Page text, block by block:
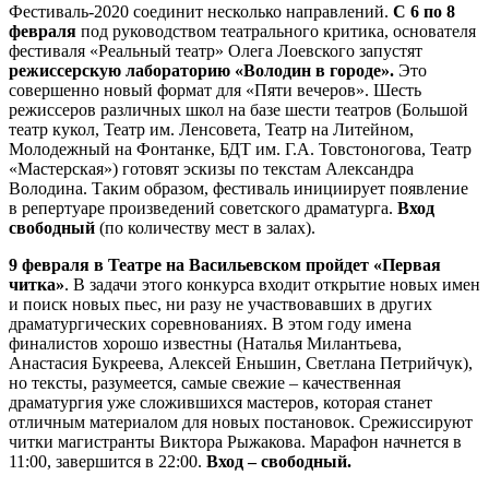
Фестиваль-2020 соединит несколько направлений. С 6 по 8
февраля под руководством театрального критика, основателя
фестиваля «Реальный театр» Олега Лоевского запустят
режиссерскую лабораторию «Володин в городе». Это
совершенно новый формат для «Пяти вечеров». Шесть
режиссеров различных школ на базе шести театров (Большой
театр кукол, Театр им. Ленсовета, Театр на Литейном,
Молодежный на Фонтанке, БДТ им. Г.А. Товстоногова, Театр
«Мастерская») готовят эскизы по текстам Александра
Володина. Таким образом, фестиваль инициирует появление
в репертуаре произведений советского драматурга. Вход
свободный (по количеству мест в залах).
9 февраля в Театре на Васильевском пройдет «Первая
читка». В задачи этого конкурса входит открытие новых имен
и поиск новых пьес, ни разу не участвовавших в других
драматургических соревнованиях. В этом году имена
финалистов хорошо известны (Наталья Милантьева,
Анастасия Букреева, Алексей Еньшин, Светлана Петрийчук),
но тексты, разумеется, самые свежие – качественная
драматургия уже сложившихся мастеров, которая станет
отличным материалом для новых постановок. Срежиссируют
читки магистранты Виктора Рыжакова. Марафон начнется в
11:00, завершится в 22:00. Вход – свободный.